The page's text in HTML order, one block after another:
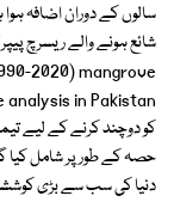
سالوں کے دوران اضافہ
2020) mangrove
کو دوچند کرنے کے لیے
حصہ کے طور پر شامل کیا